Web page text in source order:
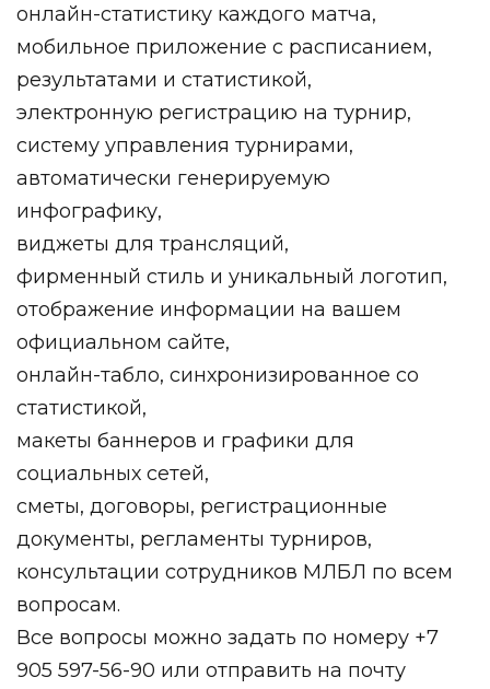
онлайн-статистику каждого матча,
мобильное приложение с расписанием,
результатами и статистикой,
электронную регистрацию на турнир,
систему управления турнирами,
автоматически генерируемую
инфографику,
виджеты для трансляций,
фирменный стиль и уникальный логотип,
отображение информации на вашем
официальном сайте,
онлайн-табло, синхронизированное со
статистикой,
макеты баннеров и графики для
социальных сетей,
сметы, договоры, регистрационные
документы, регламенты турниров,
консультации сотрудников МЛБЛ по всем
вопросам.
Все вопросы можно задать по номеру +7
905 597-56-90 или отправить на почту